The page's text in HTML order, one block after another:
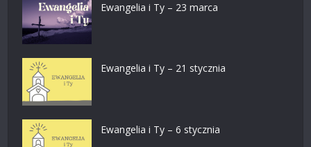
Ewangelia i Ty – 23 marca
Ewangelia i Ty – 21 stycznia
Ewangelia i Ty – 6 stycznia